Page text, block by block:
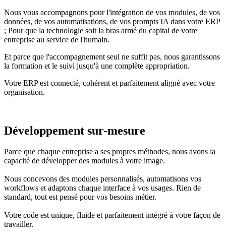
Nous vous accompagnons pour l'intégration de vos modules, de vos
données, de vos automatisations, de vos prompts IA dans votre ERP
; Pour que la technologie soit la bras armé du capital de votre
entreprise au service de l'humain.
Et parce que l'accompagnement seul ne suffit pas, nous garantissons
la formation et le suivi jusqu'à une complète appropriation.
Votre ERP est connecté, cohérent et parfaitement aligné avec votre
organisation.
Développement sur-mesure
Parce que chaque entreprise a ses propres méthodes, nous avons la
capacité de développer des modules à votre image.
Nous concevons des modules personnalisés, automatisons vos
workflows et adaptons chaque interface à vos usages. Rien de
standard, tout est pensé pour vos besoins métier.
Votre code est unique, fluide et parfaitement intégré à votre façon de
travailler.